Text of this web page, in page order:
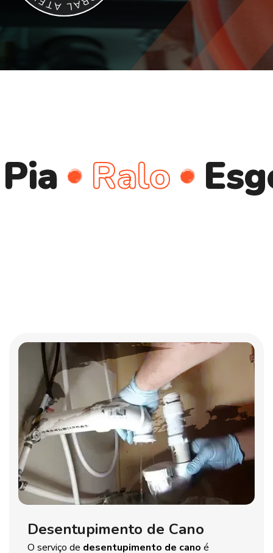
A
T A
L
Ralo Esgoto
Desentupimento de Cano
O serviço de desentupimento de cano é